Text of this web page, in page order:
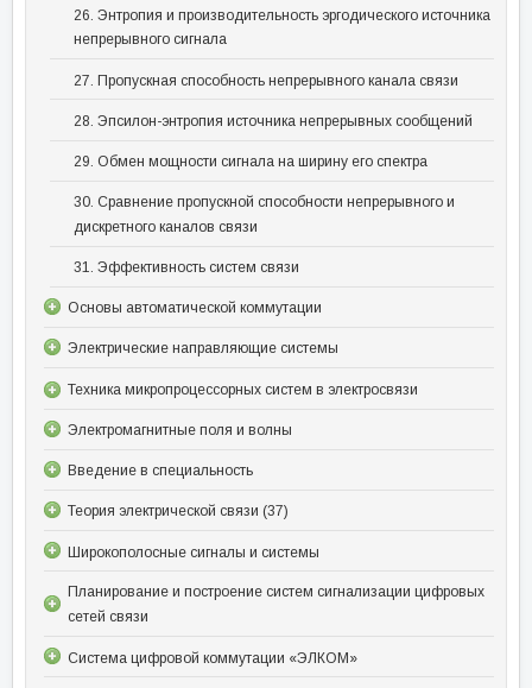
26. Энтропия и производительность эргодического источника
непрерывного сигнала
27. Пропускная способность непрерывного канала связи
28. Эпсилон-энтропия источника непрерывных сообщений
29. Обмен мощности сигнала на ширину его спектра
30. Сравнение пропускной способности непрерывного и
дискретного каналов связи
31. Эффективность систем связи
Основы автоматической коммутации
Электрические направляющие системы
Техника микропроцессорных систем в электросвязи
Электромагнитные поля и волны
Введение в специальность
Теория электрической связи (37)
Широкополосные сигналы и системы
Планирование и построение систем сигнализации цифровых
сетей связи
Система цифровой коммутации «ЭЛКОМ»